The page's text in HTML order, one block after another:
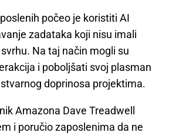
počeo je koristiti AI
zadataka koji nisu imali
Na taj način mogli su
i poboljšati svoj plasman
doprinosa projektima.
Amazona Dave Treadwell
i poručio zaposlenima da ne